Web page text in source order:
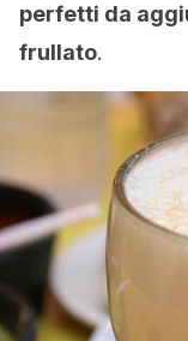
perfetti da
frullato.